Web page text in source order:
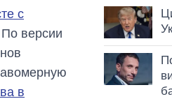
с
версии
в